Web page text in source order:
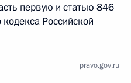
первую и статью 846
кодекса Российской
pravo.gov.ru